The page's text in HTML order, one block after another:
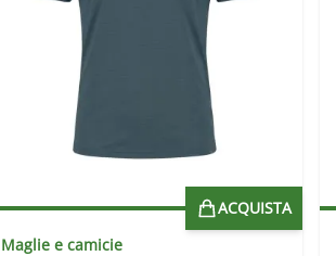
ACQUISTA
Maglie e camicie